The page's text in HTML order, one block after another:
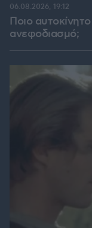
Ποιο
ανεφοδιασμό;
06.08.2026, 19:12